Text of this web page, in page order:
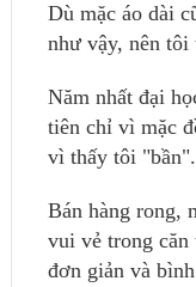
Dù mặc áo dài
như vậy, nên tôi
Năm nhất đại
tiên chỉ vì mặc
vì thấy tôi "bần".
Bán hàng rong,
vui vẻ trong căn
đơn giản và